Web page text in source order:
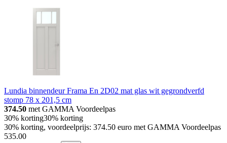
Lundia binnendeur Frama En 2D02 mat glas wit gegrondverfd
stomp 78 x 201,5 cm
374.50 met GAMMA Voordeelpas
30% korting30% korting
30% korting, voordeelprijs: 374.50 euro met GAMMA Voordeelpas
535.00